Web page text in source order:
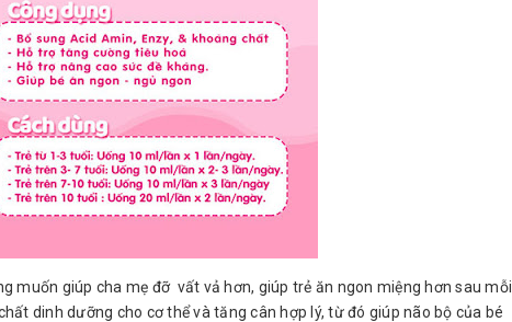
muốn giúp cha mẹ đỡ vất vả hơn, giúp trẻ ăn ngon miệng hơn sau mỗi
dinh dưỡng cho cơ thể và tăng cân hợp lý, từ đó giúp não bộ của bé